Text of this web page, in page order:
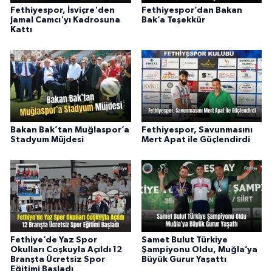
Fethiyespor, İsviçre'den
Jamal Camcı'yı Kadrosuna
Kattı
Fethiyespor’dan Bakan
Bak’a Teşekkür
Bakan Bak’tan Muğlaspor’a
Stadyum Müjdesi
Fethiyespor, Savunmasını
Mert Apat ile Güçlendirdi
Fethiye’de Yaz Spor
Okulları Coşkuyla Açıldı 12
Branşta Ücretsiz Spor
Eğitimi Başladı
Samet Bulut Türkiye
Şampiyonu Oldu, Muğla’ya
Büyük Gurur Yaşattı